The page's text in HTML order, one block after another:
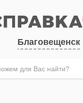
Благовещенск